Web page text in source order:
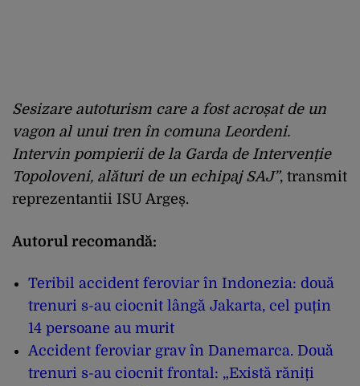
Sesizare autoturism care a fost acroșat de un
vagon al unui tren în comuna Leordeni.
Intervin pompierii de la Garda de Intervenție
Topoloveni, alături de un echipaj SAJ”, transmit
reprezentantii ISU Argeș.
Autorul recomandă:
Teribil accident feroviar în Indonezia: două
trenuri s-au ciocnit lângă Jakarta, cel puțin
14 persoane au murit
Accident feroviar grav în Danemarca. Două
trenuri s-au ciocnit frontal: „Există răniți